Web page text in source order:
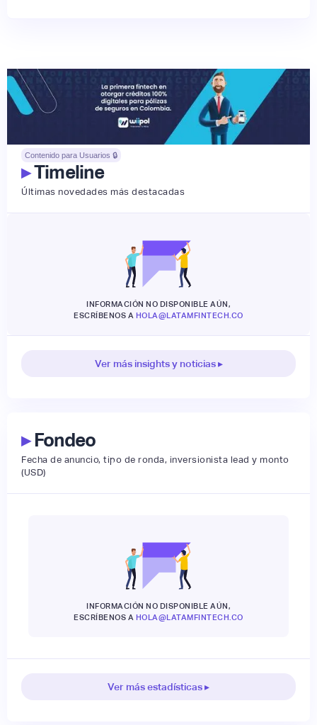
Contenido para Usuarios 🔒
▸Timeline
Últimas novedades más destacadas
INFORMACIÓN NO DISPONIBLE AÚN,
ESCRÍBENOS A HOLA@LATAMFINTECH.CO
Ver más insights y noticias ▸
▸Fondeo
Fecha de anuncio, tipo de ronda, inversionista lead y monto
(USD)
INFORMACIÓN NO DISPONIBLE AÚN,
ESCRÍBENOS A HOLA@LATAMFINTECH.CO
Ver más estadísticas ▸